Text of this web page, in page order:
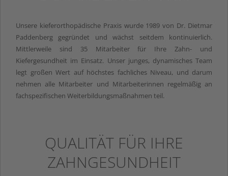
Unsere kieferorthopädische Praxis wurde 1989 von Dr. Dietmar
Paddenberg gegründet und wächst seitdem kontinuierlich.
Mittlerweile sind 35 Mitarbeiter für Ihre Zahn- und
Kiefergesundheit im Einsatz. Unser junges, dynamisches Team
legt großen Wert auf höchstes fachliches Niveau, und darum
nehmen alle Mitarbeiter und Mitarbeiterinnen regelmäßig an
fachspezifischen Weiterbildungsmaßnahmen teil.
QUALITÄT FÜR IHRE
ZAHNGESUNDHEIT